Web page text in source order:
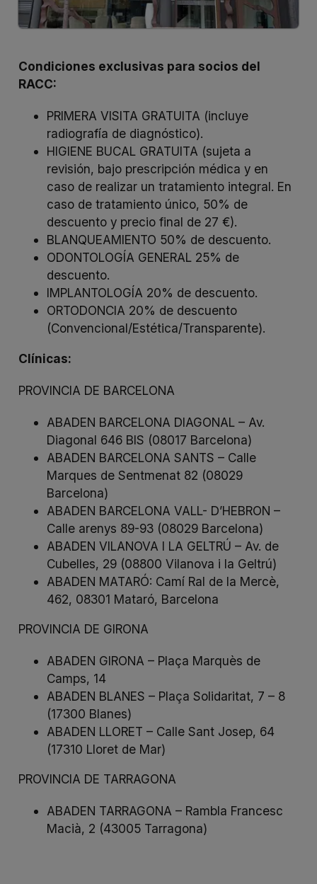
Condiciones exclusivas para socios del
RACC:
PRIMERA VISITA GRATUITA (incluye
radiografía de diagnóstico).
HIGIENE BUCAL GRATUITA (sujeta a
revisión, bajo prescripción médica y en
caso de realizar un tratamiento integral. En
caso de tratamiento único, 50% de
descuento y precio final de 27 €).
BLANQUEAMIENTO 50% de descuento.
ODONTOLOGÍA GENERAL 25% de
descuento.
IMPLANTOLOGÍA 20% de descuento.
ORTODONCIA 20% de descuento
(Convencional/Estética/Transparente).
Clínicas:
PROVINCIA DE BARCELONA
ABADEN BARCELONA DIAGONAL – Av.
Diagonal 646 BIS (08017 Barcelona)
ABADEN BARCELONA SANTS – Calle
Marques de Sentmenat 82 (08029
Barcelona)
ABADEN BARCELONA VALL- D’HEBRON –
Calle arenys 89-93 (08029 Barcelona)
ABADEN VILANOVA I LA GELTRÚ – Av. de
Cubelles, 29 (08800 Vilanova i la Geltrú)
ABADEN MATARÓ: Camí Ral de la Mercè,
462, 08301 Mataró, Barcelona
PROVINCIA DE GIRONA
ABADEN GIRONA – Plaça Marquès de
Camps, 14
ABADEN BLANES – Plaça Solidaritat, 7 – 8
(17300 Blanes)
ABADEN LLORET – Calle Sant Josep, 64
(17310 Lloret de Mar)
PROVINCIA DE TARRAGONA
ABADEN TARRAGONA – Rambla Francesc
Macià, 2 (43005 Tarragona)